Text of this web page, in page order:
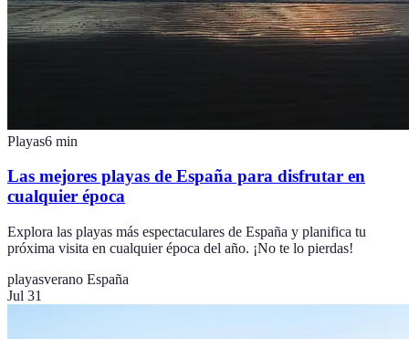
Playas6 min
Las mejores playas de España para disfrutar en
cualquier época
Explora las playas más espectaculares de España y planifica tu
próxima visita en cualquier época del año. ¡No te lo pierdas!
playasverano España
Jul 31